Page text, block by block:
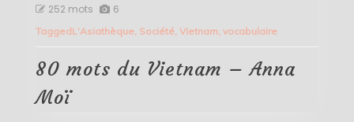
du
–
Anna
252 mots 6
TaggedL'Asiathèque, Société, Vietnam, vocabulaire
80 mots du Vietnam – Anna
Moï